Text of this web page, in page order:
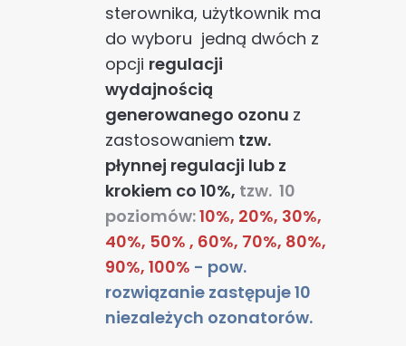
sterownika, użytkownik ma
do wyboru jedną dwóch z
opcji regulacji
wydajnością
generowanego ozonu z
zastosowaniem tzw.
płynnej regulacji lub z
krokiem co 10%, tzw. 10
poziomów:10%, 20%, 30%,
40%, 50% , 60%, 70%, 80%,
90%, 100% - pow.
rozwiązanie zastępuje 10
niezależych ozonatorów.